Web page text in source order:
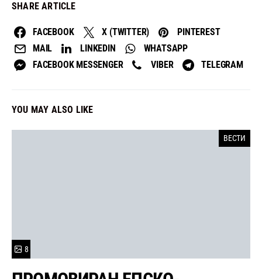
SHARE ARTICLE
FACEBOOK X (TWITTER)
PINTEREST
MAIL
LINKEDIN
WHATSAPP
FACEBOOK MESSENGER
VIBER TELEGRAM
YOU MAY ALSO LIKE
ВЕСТИ
8